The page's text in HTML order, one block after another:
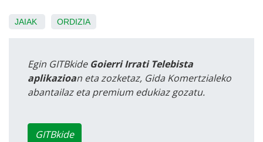
JAIAK ORDIZIA
Egin GITBkide Goierri Irrati Telebista
aplikazioan eta zozketaz, Gida Komertzialeko
abantailaz eta premium edukiaz gozatu.
GITBkide